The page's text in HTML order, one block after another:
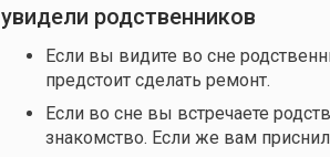
увидели родственников
Если вы видите во сне
предстоит сделать ремонт.
Если во сне вы встречаете
знакомство. Если же вам